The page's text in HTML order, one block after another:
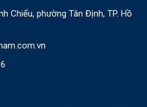
Chiểu, phường Tân Định, TP. Hồ